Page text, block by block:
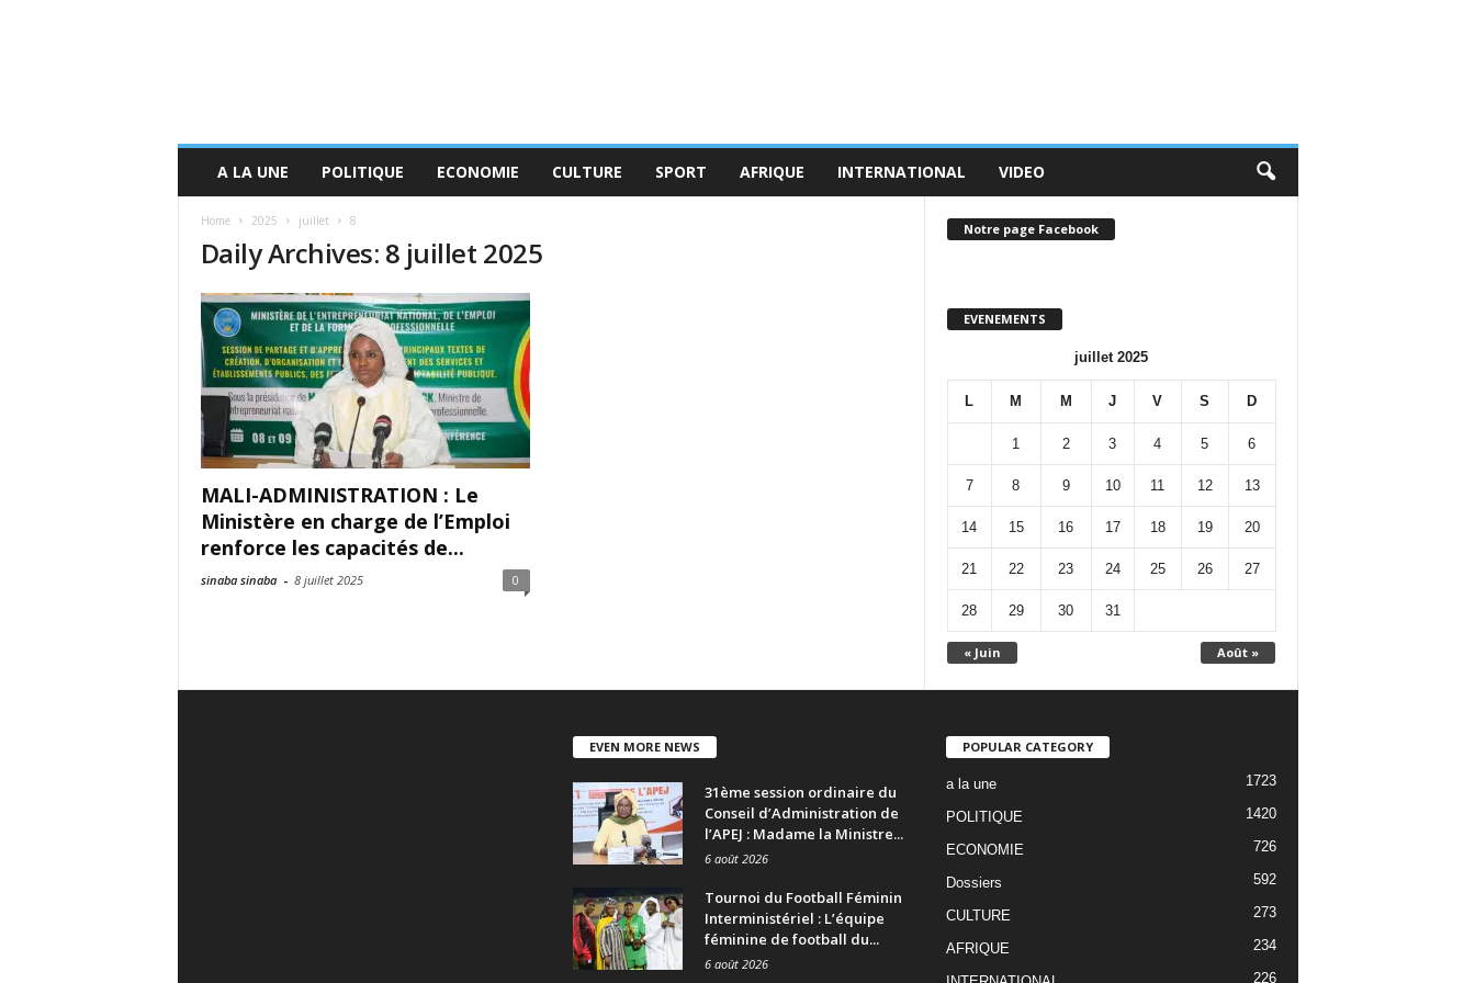
A LA UNE POLITIQUE ECONOMIE CULTURE SPORT AFRIQUE INTERNATIONAL VIDEO
Home 2025 juillet 8
Daily Archives: 8 juillet 2025
MALI-ADMINISTRATION : Le
Ministère en charge de l’Emploi
renforce les capacités de...
sinaba sinaba - 8 juillet 2025 0
Notre page Facebook
EVENEMENTS
juillet 2025
L M M J V S D
« Juin Août »
1 2 3 4 5 6
7 8 9 10 11 12 13
14 15 16 17 18 19 20
21 22 23 24 25 26 27
28 29 30 31
EVEN MORE NEWS
31ème session ordinaire du
Conseil d’Administration de
l’APEJ : Madame la Ministre...
6 août 2026
Tournoi du Football Féminin
Interministériel : L’équipe
féminine de football du...
6 août 2026
POPULAR CATEGORY
a la une 1723
POLITIQUE 1420
ECONOMIE 726
Dossiers 592
CULTURE 273
AFRIQUE 234
226